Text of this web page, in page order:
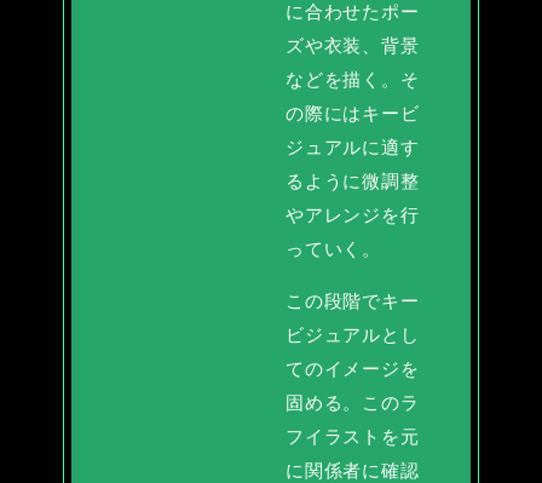
に合わせたポー
ズや衣装、背景
などを描く。そ
の際にはキービ
ジュアルに適す
るように微調整
やアレンジを行
っていく。
この段階でキー
ビジュアルとし
てのイメージを
固める。このラ
フイラストを元
に関係者に確認